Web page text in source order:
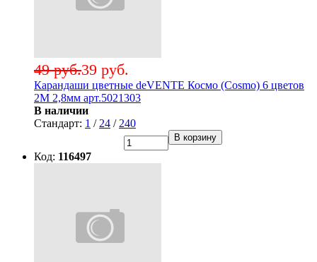
39 руб.
49 руб.
Карандаши цветные deVENTE Космо (Cosmo) 6 цветов
2М 2,8мм арт.5021303
В наличии
Стандарт: 1 / 24 / 240
В корзину
Код: 116497